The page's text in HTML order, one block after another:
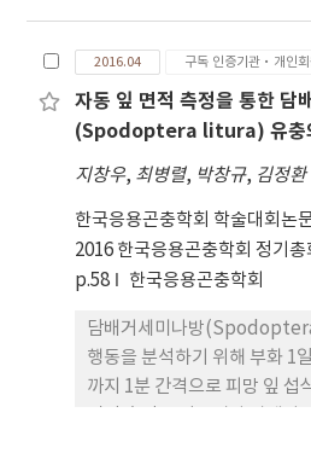
1회 + 인독사카브 WP 1회, 인
로란트라닐리프롤 WG 1회,
회 + 인독사카브 WP 1회, 클
또는 교호로 8월 14일에 1회,
결과, 9월 30일까지 발생된 누
주당 무처리구에서 133 마리
18.7~30.7 마리이었다. 잎 피
무처리구의 잎 피해율 대비
71.2~90.5% 이었다. 10a당 팥
서 179.5~216.4kg으로 무처
9.7~34.3% 수량이 증가하였
던 처리는 클로란트라닐리프
2016.04 구독 인증기관·개인
자동 잎 면적 측정을 통한 담
(Spodoptera litura) 유충
지창우, 최병렬, 박창규, 김정환
한국응용곤충학회 학술대회논
2016 한국응용곤충학회 정기총
p.58
한국응용곤충학회
담배거세미나방
행동을 분석하기 위해 부화 1
까지 1분 간격으로 피망 잎 섭
촬영하고 영상 처리(image